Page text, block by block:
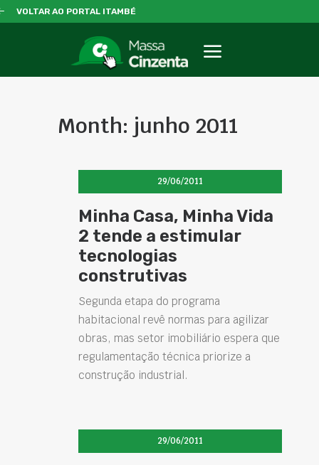
VOLTAR AO PORTAL ITAMBÉ
Month: junho 2011
29/06/2011
Minha Casa, Minha Vida
2 tende a estimular
tecnologias
construtivas
Segunda etapa do programa
habitacional revê normas para agilizar
obras, mas setor imobiliário espera que
regulamentação técnica priorize a
construção industrial.
29/06/2011